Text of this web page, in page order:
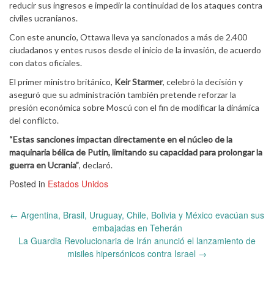
reducir sus ingresos e impedir la continuidad de los ataques contra
civiles ucranianos.
Con este anuncio, Ottawa lleva ya sancionados a más de 2.400
ciudadanos y entes rusos desde el inicio de la invasión, de acuerdo
con datos oficiales.
El primer ministro británico, Keir Starmer, celebró la decisión y
aseguró que su administración también pretende reforzar la
presión económica sobre Moscú con el fin de modificar la dinámica
del conflicto.
“Estas sanciones impactan directamente en el núcleo de la
maquinaria bélica de Putin, limitando su capacidad para prolongar la
guerra en Ucrania”, declaró.
Posted in Estados Unidos
Post
← Argentina, Brasil, Uruguay, Chile, Bolivia y México evacúan sus
embajadas en Teherán
La Guardia Revolucionaria de Irán anunció el lanzamiento de
misiles hipersónicos contra Israel →